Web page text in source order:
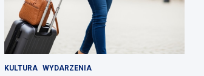
KULTURA WYDARZENIA